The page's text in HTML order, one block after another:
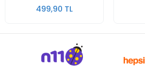
499,90 TL